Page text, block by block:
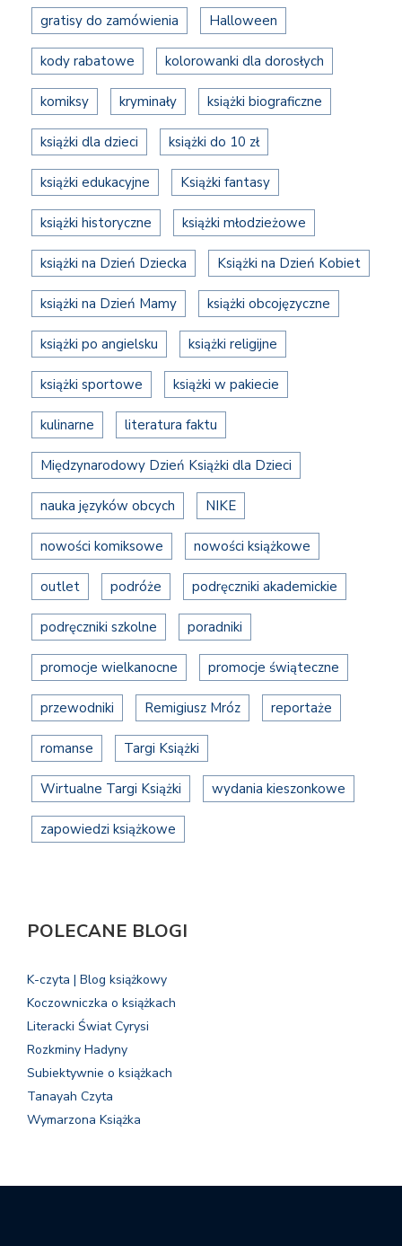
gratisy do zamówienia Halloween
kody rabatowe kolorowanki dla dorosłych
komiksy kryminały książki biograficzne
książki dla dzieci książki do 10 zł
książki edukacyjne Książki fantasy
książki historyczne książki młodzieżowe
książki na Dzień Dziecka Książki na Dzień Kobiet
książki na Dzień Mamy książki obcojęzyczne
książki po angielsku książki religijne
książki sportowe książki w pakiecie
kulinarne literatura faktu
Międzynarodowy Dzień Książki dla Dzieci
nauka języków obcych NIKE
nowości komiksowe nowości książkowe
outlet podróże podręczniki akademickie
podręczniki szkolne poradniki
promocje wielkanocne promocje świąteczne
przewodniki Remigiusz Mróz reportaże
romanse Targi Książki
Wirtualne Targi Książki wydania kieszonkowe
zapowiedzi książkowe
POLECANE BLOGI
K-czyta | Blog książkowy
Koczowniczka o książkach
Literacki Świat Cyrysi
Rozkminy Hadyny
Subiektywnie o książkach
Tanayah Czyta
Wymarzona Książka